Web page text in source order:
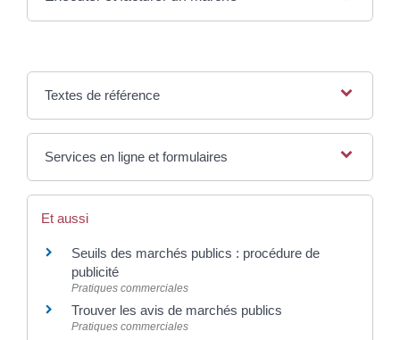
Textes de référence
Services en ligne et formulaires
Et aussi
Seuils des marchés publics : procédure de
publicité
Pratiques commerciales
Trouver les avis de marchés publics
Pratiques commerciales